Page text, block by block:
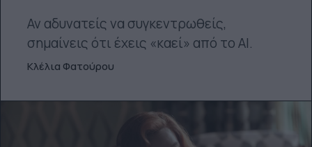
Αν αδυνατείς να συγκεντρωθείς,
σημαίνεις ότι έχεις «καεί» από το ΑΙ.
Κλέλια Φατούρου